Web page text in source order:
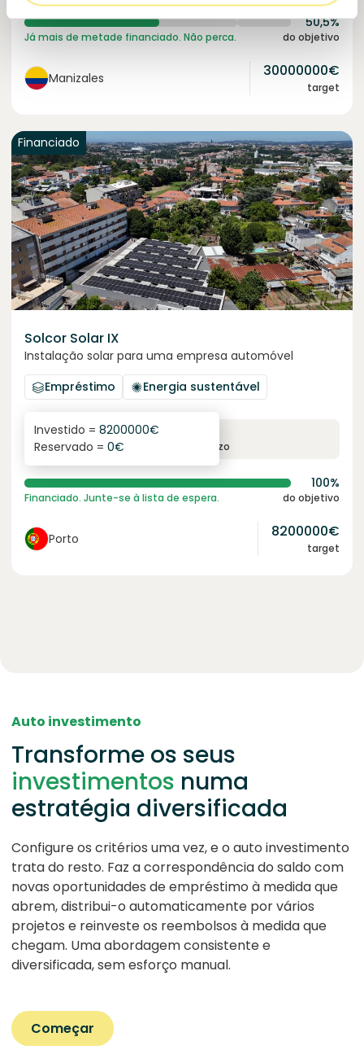
50,5%
Já mais de metade financiado. Não perca. do objetivo
Manizales 30000000€
target
Financiado
Solcor Solar IX
Instalação solar para uma empresa automóvel
Empréstimo
Energia sustentável
6.1%
juro anual prazo
Investido = 8200000€
Reservado = 0€
100%
Financiado. Junte-se à lista de espera. do objetivo
Porto 8200000€
target
Auto investimento
Transforme os seus
investimentos numa
estratégia diversificada
Configure os critérios uma vez, e o auto investimento
trata do resto. Faz a correspondência do saldo com
novas oportunidades de empréstimo à medida que
abrem, distribui-o automaticamente por vários
projetos e reinveste os reembolsos à medida que
chegam. Uma abordagem consistente e
diversificada, sem esforço manual.
Começar